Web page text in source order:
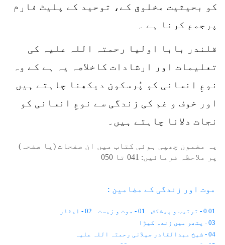
کو بحیثیت مخلوق کے، توحید کے پلیٹ فارم
پرجمع کرنا ہے ۔
قلندر بابا اولیا رحمتہ اللہ علیہ کی
تعلیمات اور ارشادات کاخلاصہ یہ ہے کے وہ
نوعِ انسانی کو پُرسکون دیکھنا چاہتے ہیں
اور خوف و غم کی زندگی سے نوعِ انسانی کو
نجات دلانا چاہتے ہیں۔
یہ مضمون چھپی ہوئی کتاب میں ان صفحات (یا صفحہ)
پر ملاحظہ فرمائیں: 041 تا 050
موت اور زندگی کے مضامین :
0.01 - ترتیب و پیشکش 01 - موت و زیست
02 - ایثار
03 - پتھر میں زندہ کیڑا
04 - شیخ عبدالقادر جیلانی رحمتہ اللہ علیہ